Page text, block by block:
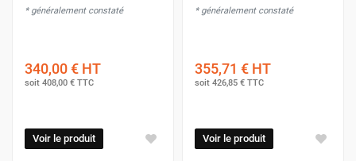
* généralement constaté
340,00 € HT
soit 408,00 € TTC
Voir le produit
* généralement constaté
355,71 € HT
soit 426,85 € TTC
Voir le produit